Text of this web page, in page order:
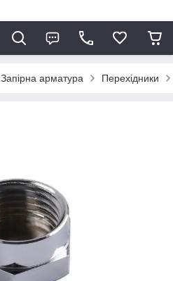
Запірна арматура Перехідники